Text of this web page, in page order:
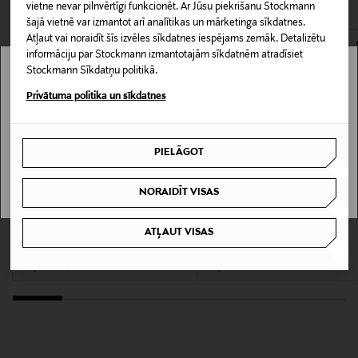
vietne nevar pilnvērtīgi funkcionēt. Ar Jūsu piekrišanu Stockmann
šajā vietnē var izmantot arī analītikas un mārketinga sīkdatnes.
Atļaut vai noraidīt šīs izvēles sīkdatnes iespējams zemāk. Detalizētu
informāciju par Stockmann izmantotajām sīkdatnēm atradīsiet
Stockmann Sīkdatņu politikā.
Privātuma politika un sīkdatnes
PIELĀGOT
NORAIDĪT VISAS
ATĻAUT VISAS
laikam.
LASĪT VAIRĀK
Materiāls
100% kokvilna
Kopšanas instrukcijas
AF10337 UC001 BLACK
0,00 € – 4,90 €
IZPĀRDOŠANA 40%
Logo Print T-krekls
KUPONA PRIEKŠROCĪBA
PS PAUL SMITH
Zebra Logo t-krekls
Stockmann nav pieejams tavā valstī.
I UNDERSTAND